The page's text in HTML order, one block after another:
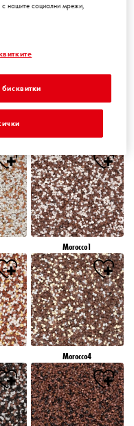
Granada3
Morocco1
Morocco4
нашите социални мрежи,